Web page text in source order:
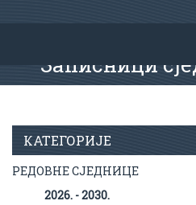
Записници
КАТЕГОРИЈЕ
РЕДОВНЕ СЈЕДНИЦЕ
2026. - 2030.